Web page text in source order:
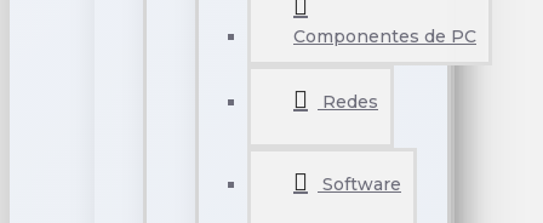
Componentes de PC
Redes
Software